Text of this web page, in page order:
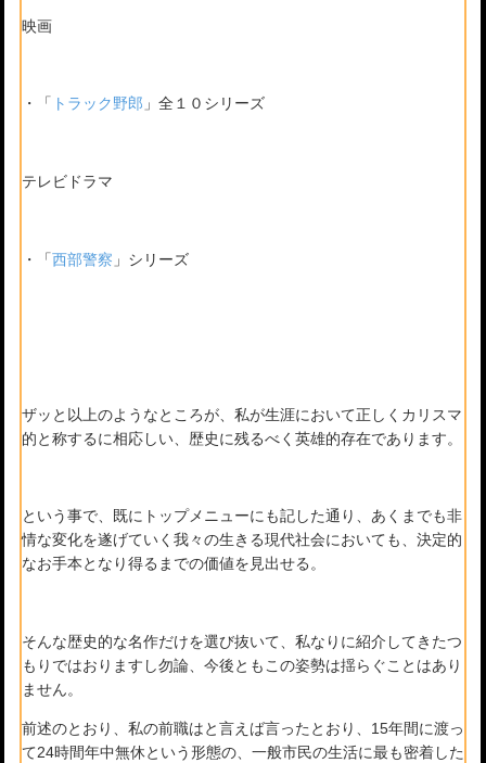
映画
・「 トラック野郎 」全１０シリーズ
テレビドラマ
・「西部警察 」シリーズ
ザッと以上のようなところが、私が生涯において正しくカリスマ
的と称するに相応しい、歴史に残るべく英雄的存在であります。
という事で、既にトップメニューにも記した通り、あくまでも非
情な変化を遂げていく我々の生きる現代社会においても、決定的
なお手本となり得るまでの価値を見出せる。
そんな歴史的な名作だけを選び抜いて、私なりに紹介してきたつ
もりではおりますし勿論、今後ともこの姿勢は揺らぐことはあり
ません。
前述のとおり、私の前職はと言えば言ったとおり、15年間に渡っ
て24時間年中無休という形態の、一般市民の生活に最も密着した